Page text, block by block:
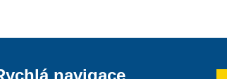
navigace